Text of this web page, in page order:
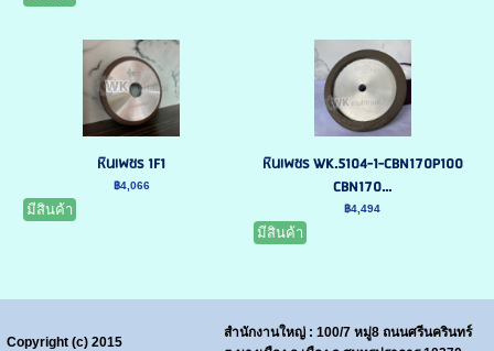
หินเพชร 1F1
฿4,066
มีสินค้า
หินเพชร WK.5104-1-CBN170P100
CBN170...
฿4,494
มีสินค้า
Copyright (c) 2015
สำนักงานใหญ่ : 100/7 หมู่8 ถนนศรีนครินทร์